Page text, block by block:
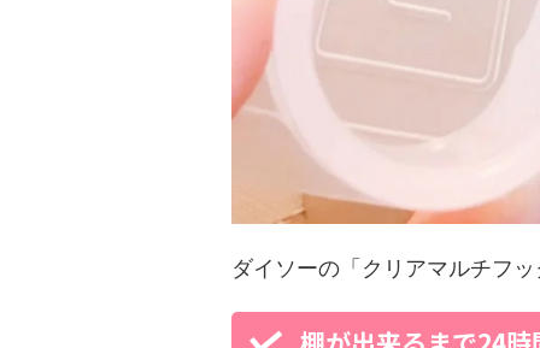
ダイソーの「クリアマルチフ